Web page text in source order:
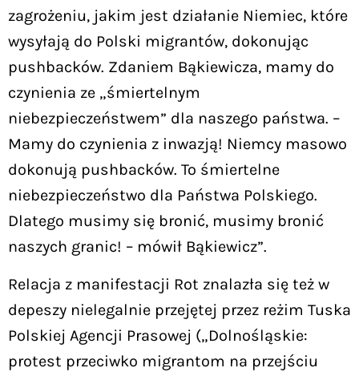
zagrożeniu, jakim jest działanie Niemiec, które
wysyłają do Polski migrantów, dokonując
pushbacków. Zdaniem Bąkiewicza, mamy do
czynienia ze „śmiertelnym
niebezpieczeństwem” dla naszego państwa. –
Mamy do czynienia z inwazją! Niemcy masowo
dokonują pushbacków. To śmiertelne
niebezpieczeństwo dla Państwa Polskiego.
Dlatego musimy się bronić, musimy bronić
naszych granic! – mówił Bąkiewicz”.
Relacja z manifestacji Rot znalazła się też w
depeszy nielegalnie przejętej przez reżim Tuska
Polskiej Agencji Prasowej („Dolnośląskie:
protest przeciwko migrantom na przejściu